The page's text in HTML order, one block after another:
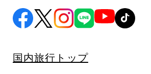
国内旅行トップ